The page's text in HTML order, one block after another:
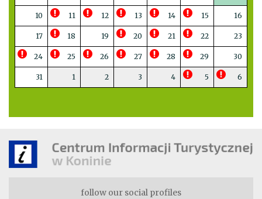
10 11 12 13 14 15 16
17 18 19 20 21 22 23
24 25 26 27 28 29 30
31 1 2 3 4 5 6
follow our social profiles